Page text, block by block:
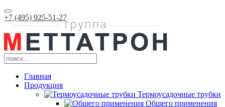
+7 (495) 925-51-27
Главная
Продукция
Термоусадочные трубки
Общего применения